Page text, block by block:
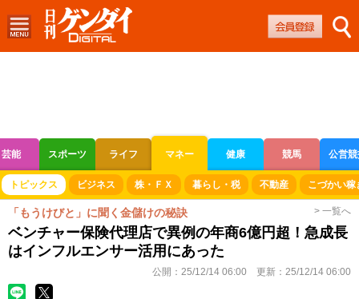
芸能 スポーツ ライフ マネー 健康 競馬 公営
ボートレース 競輪 オートレース
トピックス ビジネス 株・ＦＸ 暮らし・税 不動産 こづかい稼
「もうけびと」に聞く金儲けの秘訣 > 一覧へ
ベンチャー保険代理店で異例の年商6億円超！急成長
はインフルエンサー活用にあった
公開： 25/12/14 06:00 更新： 25/12/14 06:00